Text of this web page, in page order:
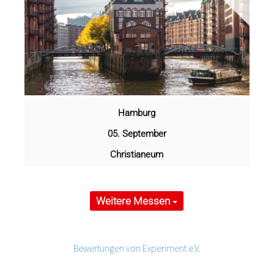
Hamburg
05. September
Christianeum
Weitere Messen
Bewertungen von Experiment e.V.